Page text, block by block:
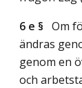
6 e § Om
ändras
genom en
och